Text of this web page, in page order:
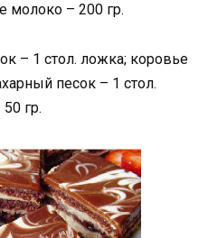
молоко – 200 гр.
– 1 стол. ложка; коровье
песок – 1 стол.
гр.